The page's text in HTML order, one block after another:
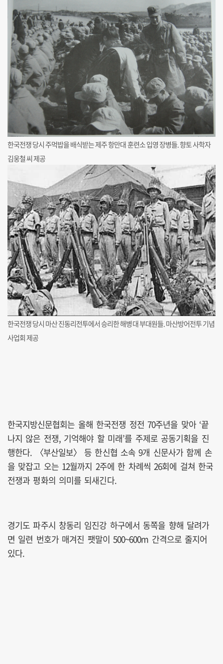
한국전쟁 당시 주먹밥을 배식받는 제주 항만대 훈련소 입영 장병들. 향토 사학자
김웅철 씨 제공
한국전쟁 당시 마산 진동리전투에서 승리한 해병대 부대원들. 마산방어전투 기념
사업회 제공
한국지방신문협회는 올해 한국전쟁 정전 70주년을 맞아 ‘끝
나지 않은 전쟁, 기억해야 할 미래’를 주제로 공동기획을 진
행한다. 〈부산일보〉 등 한신협 소속 9개 신문사가 함께 손
을 맞잡고 오는 12월까지 2주에 한 차례씩 26회에 걸쳐 한국
전쟁과 평화의 의미를 되새긴다.
경기도 파주시 창동리 임진강 하구에서 동쪽을 향해 달려가
면 일련 번호가 매겨진 팻말이 500~600m 간격으로 줄지어
있다.